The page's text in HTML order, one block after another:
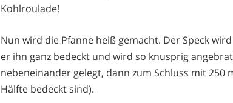
Kohlroulade!
Nun wird die Pfanne heiß gemacht. Der Speck
er ihn ganz bedeckt und wird so knusprig
nebeneinander gelegt, dann zum Schluss mit 250
Hälfte bedeckt sind).